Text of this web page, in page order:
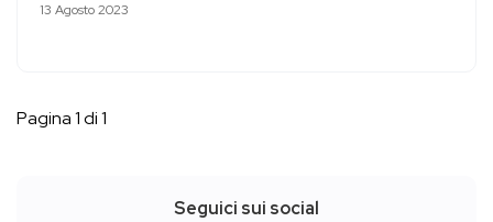
13 Agosto 2023
Pagina 1 di 1
Seguici sui social